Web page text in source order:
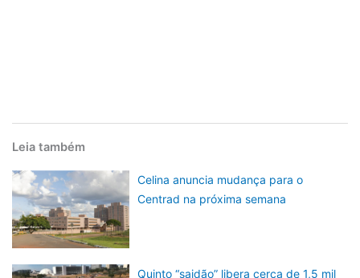
Leia também
Celina anuncia mudança para o
Centrad na próxima semana
Quinto “saidão” libera cerca de 1,5 mil